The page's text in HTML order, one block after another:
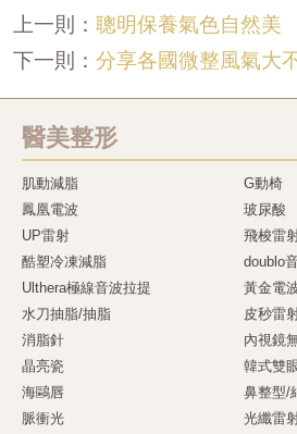
上一則： 聰明保養氣色自然美
下一則： 分享各國微整風氣大
醫美整形
肌動減脂
G動椅
鳳凰電波
玻尿酸
UP雷射
飛梭雷
酷塑冷凍減脂
doublo
Ulthera極線音波拉提
黃金電
水刀抽脂/抽脂
皮秒雷
消脂針
內視鏡
晶亮瓷
韓式雙
海鷗唇
鼻整型/
脈衝光
光纖雷